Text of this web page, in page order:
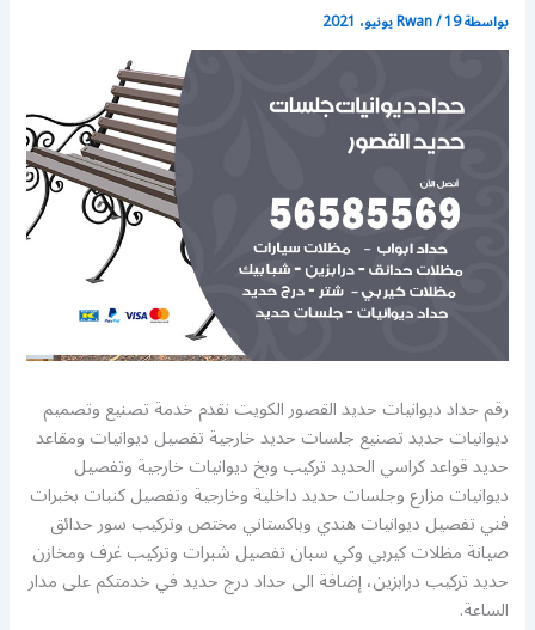
بواسطة Rwan/19 يونيو، 2021
رقم حداد ديوانيات حديد القصور الكويت نقدم خدمة تصنيع وتصميم
ديوانيات حديد تصنيع جلسات حديد خارجية تفصيل ديوانيات ومقاعد
حديد قواعد كراسي الحديد تركيب وبخ ديوانيات خارجية وتفصيل
ديوانيات مزارع وجلسات حديد داخلية وخارجية وتفصيل كنبات بخبرات
فني تفصيل ديوانيات هندي وباكستاني مختص وتركيب سور حدائق
صيانة مظلات كيربي وكي سبان تفصيل شبرات وتركيب غرف ومخازن
حديد تركيب درابزين، إضافة الى حداد درج حديد في خدمتكم على مدار
الساعة.